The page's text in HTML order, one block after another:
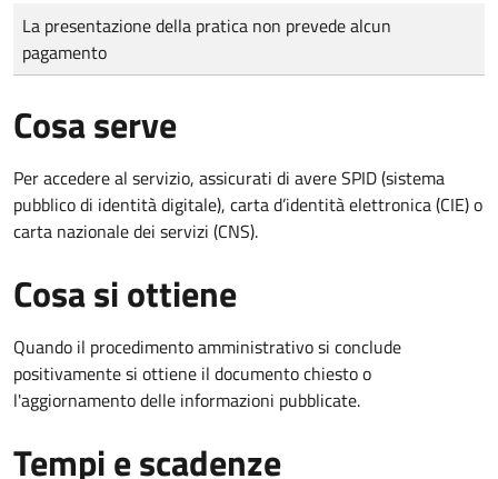
Tipo di pagamento
Importo
La presentazione della pratica non prevede alcun
pagamento
Cosa serve
Per accedere al servizio, assicurati di avere SPID (sistema
pubblico di identità digitale), carta d’identità elettronica (CIE) o
carta nazionale dei servizi (CNS).
Cosa si ottiene
Quando il procedimento amministrativo si conclude
positivamente si ottiene il documento chiesto o
l'aggiornamento delle informazioni pubblicate.
Tempi e scadenze